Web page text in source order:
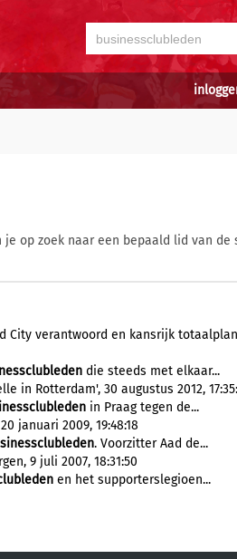
op zoek naar een bepaald lid van de
City verantwoord en kansrijk
die steeds met elkaar...
in Rotterdam', 30 augustus 2012,
in Praag tegen de...
januari 2009, 19:48:18
. Voorzitter Aad de...
9 juli 2007, 18:31:50
en het supporterslegioen...